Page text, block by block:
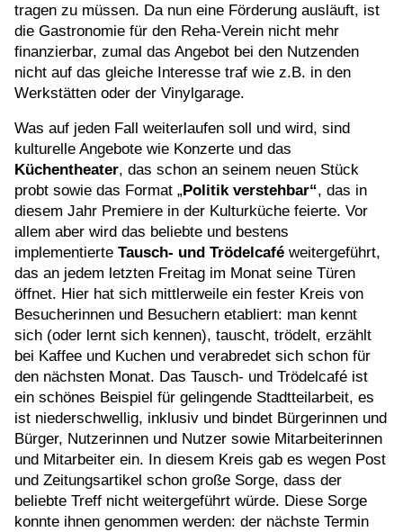
tragen zu müssen. Da nun eine Förderung ausläuft, ist
die Gastronomie für den Reha-Verein nicht mehr
finanzierbar, zumal das Angebot bei den Nutzenden
nicht auf das gleiche Interesse traf wie z.B. in den
Werkstätten oder der Vinylgarage.
Was auf jeden Fall weiterlaufen soll und wird, sind
kulturelle Angebote wie Konzerte und das
Küchentheater, das schon an seinem neuen Stück
probt sowie das Format „Politik verstehbar“, das in
diesem Jahr Premiere in der Kulturküche feierte. Vor
allem aber wird das beliebte und bestens
implementierte Tausch- und Trödelcafé weitergeführt,
das an jedem letzten Freitag im Monat seine Türen
öffnet. Hier hat sich mittlerweile ein fester Kreis von
Besucherinnen und Besuchern etabliert: man kennt
sich (oder lernt sich kennen), tauscht, trödelt, erzählt
bei Kaffee und Kuchen und verabredet sich schon für
den nächsten Monat. Das Tausch- und Trödelcafé ist
ein schönes Beispiel für gelingende Stadtteilarbeit, es
ist niederschwellig, inklusiv und bindet Bürgerinnen und
Bürger, Nutzerinnen und Nutzer sowie Mitarbeiterinnen
und Mitarbeiter ein. In diesem Kreis gab es wegen Post
und Zeitungsartikel schon große Sorge, dass der
beliebte Treff nicht weitergeführt würde. Diese Sorge
konnte ihnen genommen werden: der nächste Termin